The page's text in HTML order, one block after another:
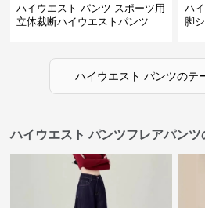
ハイウエスト パンツ スポーツ用
立体裁断ハイウエストパンツ
ハ
脚
ハイウエスト パンツのテ
ハイウエスト パンツフレアパン